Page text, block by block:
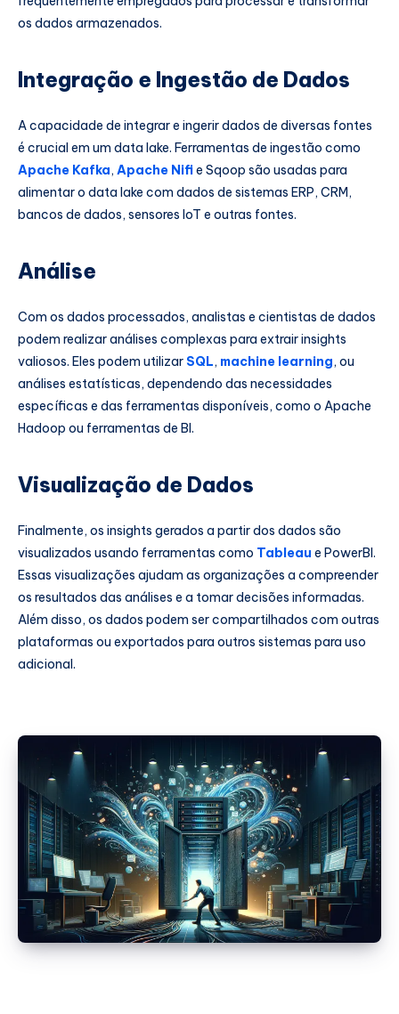
os dados armazenados.
Integração e Ingestão de Dados
A capacidade de integrar e ingerir dados de diversas fontes
é crucial em um data lake. Ferramentas de ingestão como
Apache Kafka, Apache Nifie Sqoop são usadas para
alimentar o data lake com dados de sistemas ERP, CRM,
bancos de dados, sensores IoT e outras fontes.
Análise
Com os dados processados, analistas e cientistas de dados
podem realizar análises complexas para extrair insights
valiosos. Eles podem utilizar SQL, machine learning, ou
análises estatísticas, dependendo das necessidades
específicas e das ferramentas disponíveis, como o Apache
Hadoop ou ferramentas de BI.
Visualização de Dados
Finalmente, os insights gerados a partir dos dados são
visualizados usando ferramentas como Tableau e PowerBI.
Essas visualizações ajudam as organizações a compreender
os resultados das análises e a tomar decisões informadas.
Além disso, os dados podem ser compartilhados com outras
plataformas ou exportados para outros sistemas para uso
adicional.